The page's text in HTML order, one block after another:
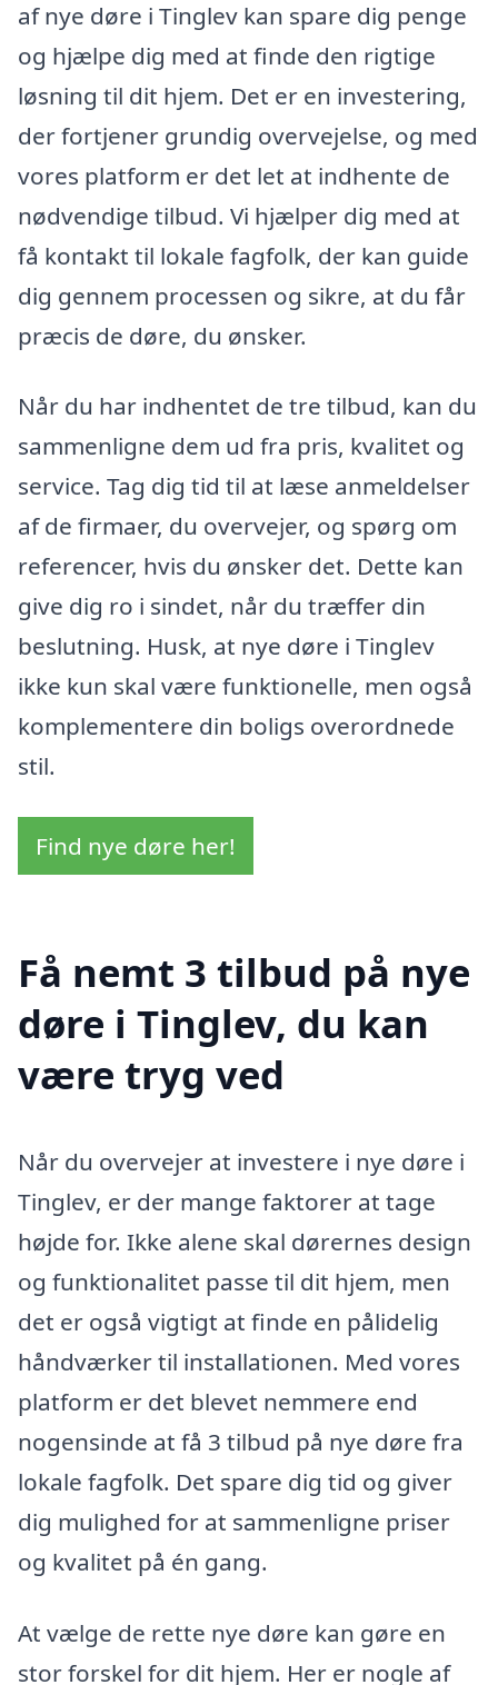
af nye døre i Tinglev kan spare dig penge
og hjælpe dig med at finde den rigtige
løsning til dit hjem. Det er en investering,
der fortjener grundig overvejelse, og med
vores platform er det let at indhente de
nødvendige tilbud. Vi hjælper dig med at
få kontakt til lokale fagfolk, der kan guide
dig gennem processen og sikre, at du får
præcis de døre, du ønsker.
Når du har indhentet de tre tilbud, kan du
sammenligne dem ud fra pris, kvalitet og
service. Tag dig tid til at læse anmeldelser
af de firmaer, du overvejer, og spørg om
referencer, hvis du ønsker det. Dette kan
give dig ro i sindet, når du træffer din
beslutning. Husk, at nye døre i Tinglev
ikke kun skal være funktionelle, men også
komplementere din boligs overordnede
stil.
Find nye døre her!
Få nemt 3 tilbud på nye
døre i Tinglev, du kan
være tryg ved
Når du overvejer at investere i nye døre i
Tinglev, er der mange faktorer at tage
højde for. Ikke alene skal dørernes design
og funktionalitet passe til dit hjem, men
det er også vigtigt at finde en pålidelig
håndværker til installationen. Med vores
platform er det blevet nemmere end
nogensinde at få 3 tilbud på nye døre fra
lokale fagfolk. Det spare dig tid og giver
dig mulighed for at sammenligne priser
og kvalitet på én gang.
At vælge de rette nye døre kan gøre en
stor forskel for dit hjem. Her er nogle af